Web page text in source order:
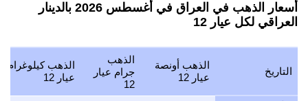
أسعار الذهب في العراق في أغسطس 2026 بالدينار
العراقي لكل عيار 12
التاريخ
الذهب أونصة
عيار 12
الذهب
جرام عيار
12
الذهب كيلوغرام
عيار 12